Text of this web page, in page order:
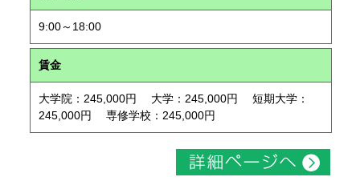
9:00～18:00
賃金
大学院：245,000円 大学：245,000円 短期大学：
245,000円 専修学校：245,000円